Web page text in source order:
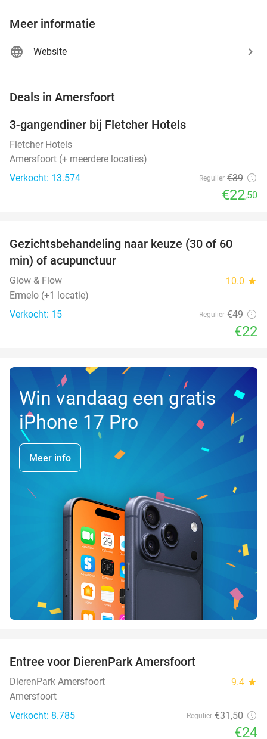
Meer informatie
Website
Deals in Amersfoort
3-gangendiner bij Fletcher Hotels
Fletcher Hotels
Amersfoort (+ meerdere locaties)
Verkocht: 13.574
Regulier €39
€22,50
55%
TODAY
Gezichtsbehandeling naar keuze (30 of 60
min) of acupunctuur
Glow & Flow 10.0 star
Ermelo (+1 locatie)
Verkocht: 15
Regulier €49
€22
Win vandaag een gratis
iPhone 17 Pro
Meer info
Entree voor DierenPark Amersfoort
DierenPark Amersfoort 9.4 star
Amersfoort
Verkocht: 8.785
Regulier €31,50
€24